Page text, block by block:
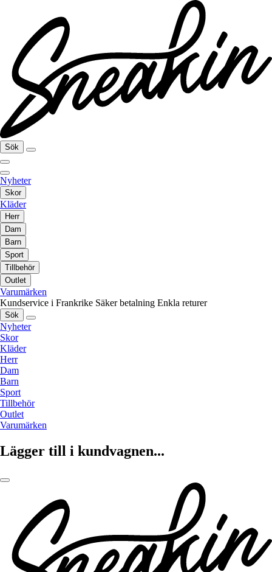
Sök
Nyheter
Skor
Kläder
Herr
Dam
Barn
Sport
Tillbehör
Outlet
Varumärken
Kundservice i Frankrike Säker betalning Enkla returer
Sök
Nyheter
Skor
Kläder
Herr
Dam
Barn
Sport
Tillbehör
Outlet
Varumärken
Lägger till i kundvagnen...